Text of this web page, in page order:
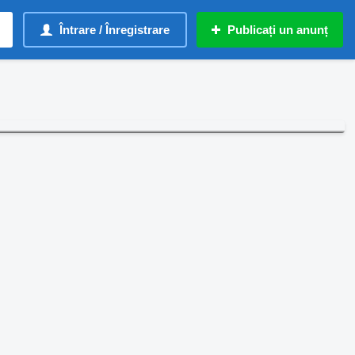
Întrare / Înregistrare Publicați un anunț